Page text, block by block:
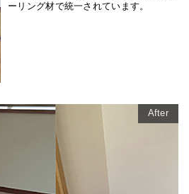
ーリング材で統一されています。
After